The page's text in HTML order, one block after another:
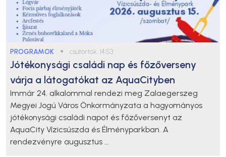
PROGRAMOK ● csütörtök, 14:53
Jótékonysági családi nap és főzőverseny
várja a látogatókat az AquaCityben
Immár 24. alkalommal rendezi meg Zalaegerszeg
Megyei Jogú Város Önkormányzata a hagyományos
jótékonysági családi napot és főzőversenyt az
AquaCity Vízicsúszda és Élményparkban. A
rendezvényre augusztus ...